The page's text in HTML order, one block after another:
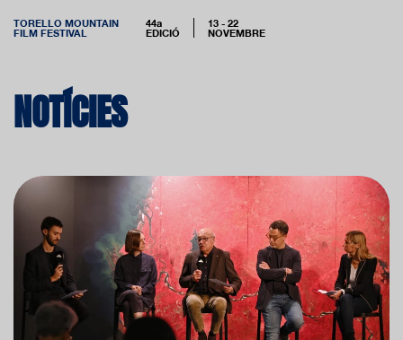
TORELLO MOUNTAIN
FILM FESTIVAL
44a
EDICIÓ
13 - 22
NOVEMBRE
NOTÍCIES